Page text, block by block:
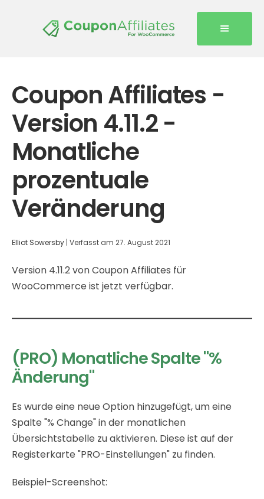
Coupon Affiliates -
Version 4.11.2 -
Monatliche
prozentuale
Veränderung
Elliot Sowersby | Verfasst am 27. August 2021
Version 4.11.2 von Coupon Affiliates für
WooCommerce ist jetzt verfügbar.
(PRO) Monatliche Spalte "%
Änderung"
Es wurde eine neue Option hinzugefügt, um eine
Spalte "% Change" in der monatlichen
Übersichtstabelle zu aktivieren. Diese ist auf der
Registerkarte "PRO-Einstellungen" zu finden.
Beispiel-Screenshot: